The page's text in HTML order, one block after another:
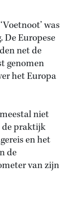
was
De Europese
net de
genomen
het Europa
niet
de praktijk
en het
de
van zijn